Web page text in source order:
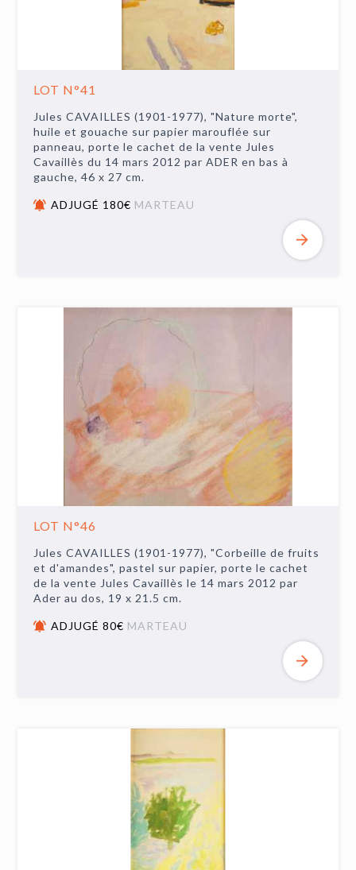
LOT N°41
Jules CAVAILLES (1901-1977), "Nature morte",
huile et gouache sur papier marouflée sur
panneau, porte le cachet de la vente Jules
Cavaillès du 14 mars 2012 par ADER en bas à
gauche, 46 x 27 cm.
ADJUGÉ 180€ MARTEAU
LOT N°46
Jules CAVAILLES (1901-1977), "Corbeille de fruits
et d'amandes", pastel sur papier, porte le cachet
de la vente Jules Cavaillès le 14 mars 2012 par
Ader au dos, 19 x 21.5 cm.
ADJUGÉ 80€ MARTEAU